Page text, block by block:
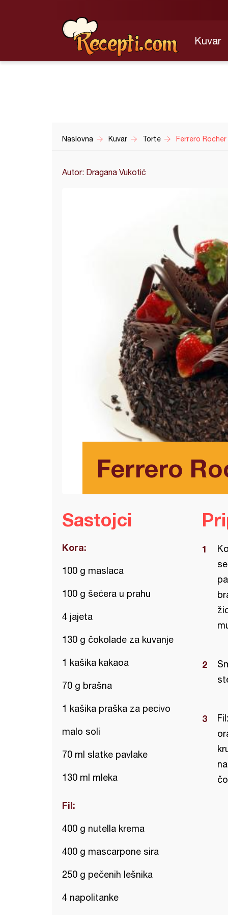
Kuvar
Naslovna Kuvar Torte Ferrero Rocher
Autor: Dragana Vukotić
Ferrero
Sastojci
Kora:
100 g maslaca
100 g šećera u prahu
4 jajeta
130 g čokolade za kuvanje
1 kašika kakaoa
70 g brašna
1 kašika praška za pecivo
malo soli
70 ml slatke pavlake
130 ml mleka
Fil:
400 g nutella krema
400 g mascarpone sira
250 g pečenih lešnika
4 napolitanke